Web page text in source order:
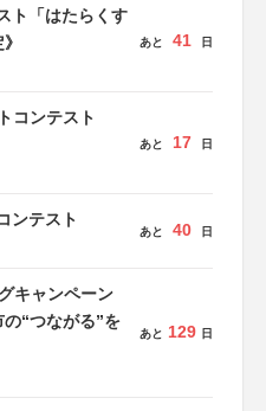
ト「はたらくす
あと 41 日
コンテスト
あと 17 日
ンテスト
あと 40 日
キャンペーン
“つながる”を
あと 129 日